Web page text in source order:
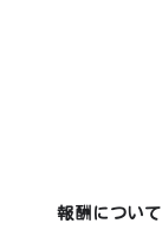
報酬について